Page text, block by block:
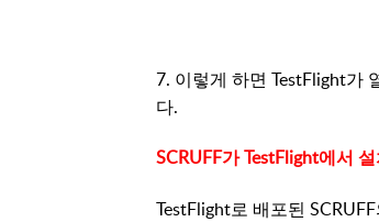
7. 이렇게 하면 TestFlight가
다.
SCRUFF가 TestFlight에서
TestFlight로 배포된